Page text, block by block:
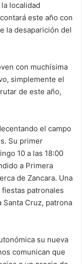
localidad
este año con
la desaparición del
con muchísima
simplemente el
de este año,
el campo
Su primer
10 a las 18:00
a Primera
de Zancara. Una
patronales
Santa Cruz, patrona
su nueva
comunican que